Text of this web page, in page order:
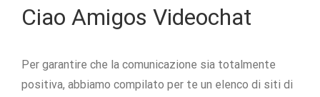
Ciao Amigos Videochat
Per garantire che la comunicazione sia totalmente
positiva, abbiamo compilato per te un elenco di siti di